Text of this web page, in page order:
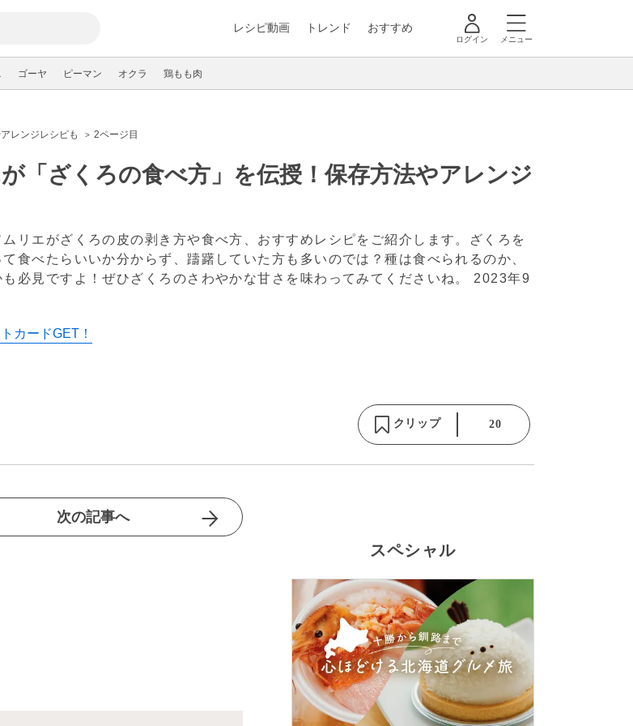
レシピ動画 トレンド おすすめ
ログイン メニュー
ゴーヤ ピーマン オクラ 鶏もも肉
レンジレシピも 2ページ目
「ざくろの食べ方」を伝授！保存方法やアレンジ
リエがざくろの皮の剥き方や食べ方、おすすめレシピをご紹介します。ざくろを
食べたらいいか分からず、躊躇していた方も多いのでは？種は食べられるのか、
必見ですよ！ぜひざくろのさわやかな甘さを味わってみてくださいね。 2023年9
カードGET！
クリップ 20
次の記事へ
スペシャル